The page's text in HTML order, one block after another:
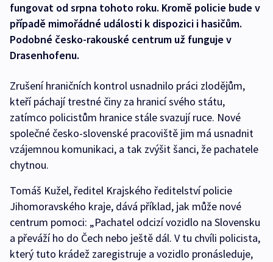
fungovat od srpna tohoto roku. Kromě policie bude v
případě mimořádné události k dispozici i hasičům.
Podobné česko-rakouské centrum už funguje v
Drasenhofenu.
Zrušení hraničních kontrol usnadnilo práci zlodějům,
kteří páchají trestné činy za hranicí svého státu,
zatímco policistům hranice stále svazují ruce. Nové
společné česko-slovenské pracoviště jim má usnadnit
vzájemnou komunikaci, a tak zvýšit šanci, že pachatele
chytnou.
Tomáš Kužel, ředitel Krajského ředitelství policie
Jihomoravského kraje, dává příklad, jak může nové
centrum pomoci: „Pachatel odcizí vozidlo na Slovensku
a převáží ho do Čech nebo ještě dál. V tu chvíli policista,
který tuto krádež zaregistruje a vozidlo pronásleduje,